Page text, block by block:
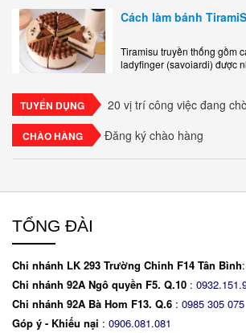
ngon, làm..
Cách làm bánh
Tiramisu truyền thống gồm
ladyfinger (savoiardi) được
TUYỂN DỤNG 20 vị trí công việc đang
CHÀO HÀNG Đăng ký chào hàng
TỔNG ĐÀI
Chi nhánh LK 293 Trường Chinh F14 Tân Bình:
Chi nhánh 92A Ngô quyền F5. Q.10 :
Chi nhánh 92A Bà Hom F13. Q.6 : 0985 305 075
Góp ý - Khiếu nại : 0906.081.081